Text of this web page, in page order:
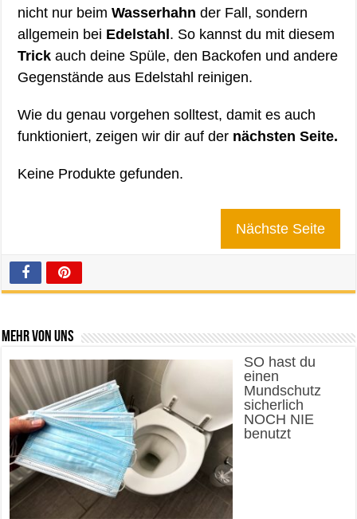
nicht nur beimWasserhahn der Fall, sondern
allgemein bei Edelstahl. So kannst du mit diesem
Trick auch deine Spüle, den Backofen und andere
Gegenstände aus Edelstahl reinigen.
Wie du genau vorgehen solltest, damit es auch
funktioniert, zeigen wir dir auf der nächsten Seite.
Keine Produkte gefunden.
Nächste Seite
Mehr von uns
SO hast du
einen
Mundschutz
sicherlich
NOCH NIE
benutzt